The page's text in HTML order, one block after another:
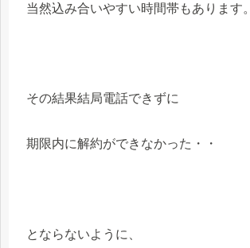
当然込み合いやすい時間帯もあります。
その結果結局電話できずに
期限内に解約ができなかった・・
とならないように、